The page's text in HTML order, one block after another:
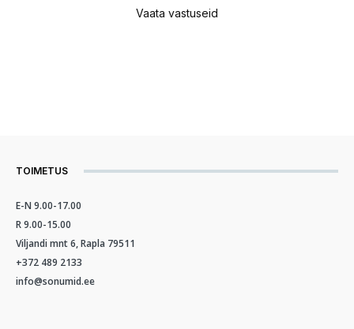
Vaata vastuseid
TOIMETUS
E-N 9.00-17.00
R 9.00-15.00
Viljandi mnt 6, Rapla 79511
+372 489 2133
info@sonumid.ee